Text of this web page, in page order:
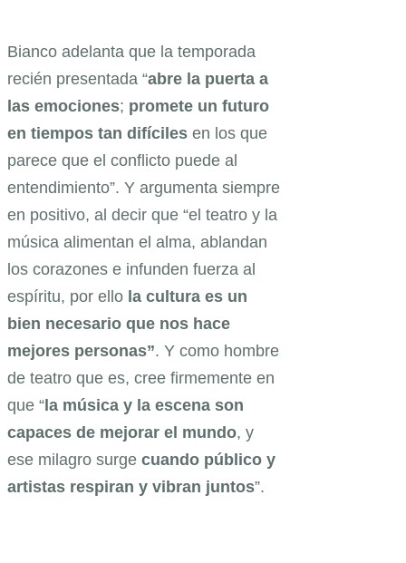
Bianco adelanta que la temporada
recién presentada “abre la puerta a
las emociones; promete un futuro
en tiempos tan difíciles en los que
parece que el conflicto puede al
entendimiento”. Y argumenta siempre
en positivo, al decir que “el teatro y la
música alimentan el alma, ablandan
los corazones e infunden fuerza al
espíritu, por ello la cultura es un
bien necesario que nos hace
mejores personas”. Y como hombre
de teatro que es, cree firmemente en
que “la música y la escena son
capaces de mejorar el mundo, y
ese milagro surge cuando público y
artistas respiran y vibran juntos”.